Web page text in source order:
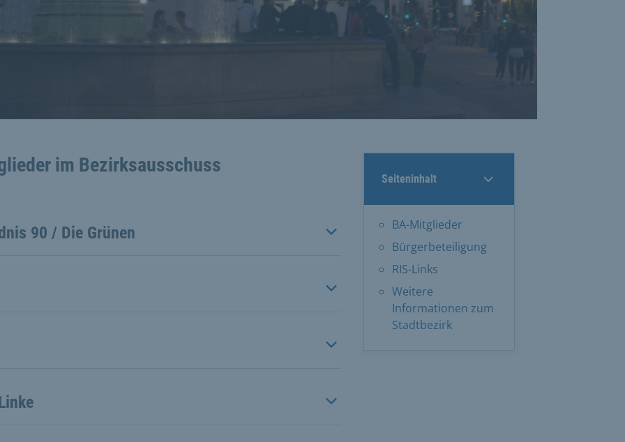
Seiteninhalt
BA-Mitglieder
Bürgerbeteiligung
RIS-Links
Weitere
Informationen zum
Stadtbezirk
im Bezirksausschuss
90 / Die Grünen